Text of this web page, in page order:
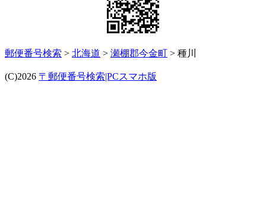
郵便番号検索 > 北海道 > 瀬棚郡今金町 > 種川
(C)2026 〒郵便番号検索|PCスマホ版